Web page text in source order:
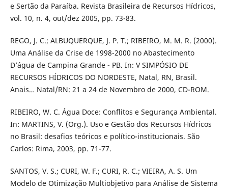
e Sertão da Paraíba. Revista Brasileira de Recursos Hídricos,
vol. 10, n. 4, out/dez 2005, pp. 73-83.
REGO, J. C.; ALBUQUERQUE, J. P. T.; RIBEIRO, M. M. R. (2000).
Uma Análise da Crise de 1998-2000 no Abastecimento
D’água de Campina Grande - PB. In: V SIMPÓSIO DE
RECURSOS HÍDRICOS DO NORDESTE, Natal, RN, Brasil.
Anais… Natal/RN: 21 a 24 de Novembro de 2000, CD-ROM.
RIBEIRO, W. C. Água Doce: Conflitos e Segurança Ambiental.
In: MARTINS, V. (Org.). Uso e Gestão dos Recursos Hídricos
no Brasil: desafios teóricos e político-institucionais. São
Carlos: Rima, 2003, pp. 71-77.
SANTOS, V. S.; CURI, W. F.; CURI, R. C.; VIEIRA, A. S. Um
Modelo de Otimização Multiobjetivo para Análise de Sistema